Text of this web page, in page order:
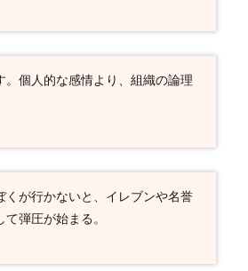
。個人的な感情より、組織の論理
くが行かないと、イレブンや名誉
弾圧が始まる。